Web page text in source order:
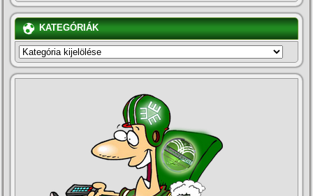
KATEGÓRIÁK
KATEGÓRIÁK